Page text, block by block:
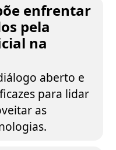
enfrentar
pela
na
aberto e
para lidar
as